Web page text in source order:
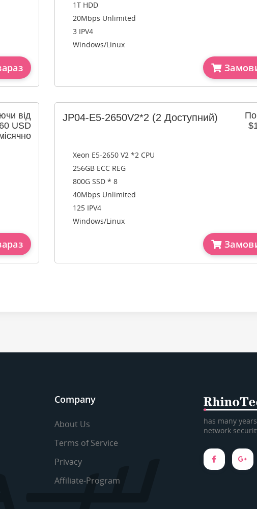
1T HDD
20Mbps Unlimited
3 IPV4
Windows/Linux
від
USD
JP04-E5-2650V2*2 (2 Доступний)
Xeon E5-2650 V2 *2 CPU
256GB ECC REG
800G SSD * 8
40Mbps Unlimited
125 IPV4
Windows/Linux
Company
About Us
Terms of Service
Privacy
Affiliate-Program
has many
network